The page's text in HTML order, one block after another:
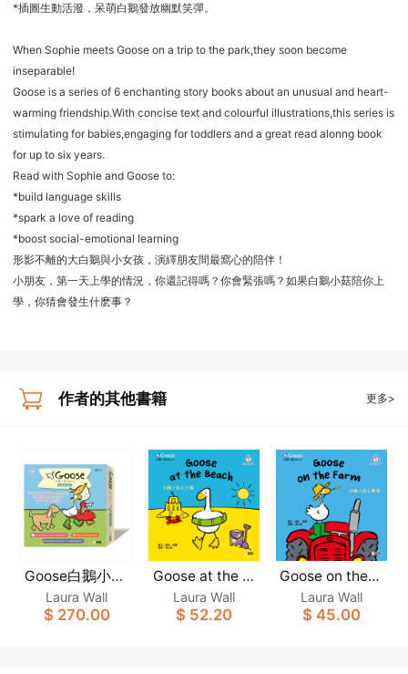
*插圖生動活潑，呆萌白鵝發放幽默笑彈。
When Sophie meets Goose on a trip to the park,they soon become
inseparable!
Goose is a series of 6 enchanting story books about an unusual and heart-
warming friendship.With concise text and colourful illustrations,this series is
stimulating for babies,engaging for toddlers and a great read alonng book
for up to six years.
Read with Sophie and Goose to:
*build language skills
*spark a love of reading
*boost social-emotional learning
形影不離的大白鵝與小女孩，演繹朋友間最窩心的陪伴！
小朋友，第一天上學的情況，你還記得嗎？你會緊張嗎？如果白鵝小菇陪你上
學，你猜會發生什麽事？
作者的其他書籍 更多>
Goose白鵝小菇
故事系列(一套6
冊)(新雅‧點讀樂
Laura Wall
$ 270.00
Goose at the B
each[Goose白
鵝小菇故事系
Laura Wall
$ 52.20
Goose on the F
arm [Goose白
鵝小菇故事系
Laura Wall
$ 45.00